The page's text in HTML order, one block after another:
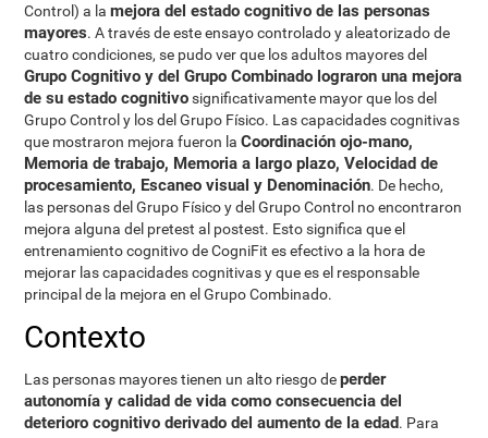
Control) a lamejora del estado cognitivo de las personas
mayores. A través de este ensayo controlado y aleatorizado de
cuatro condiciones, se pudo ver que los adultos mayores del
Grupo Cognitivo y del Grupo Combinado lograron una mejora
de su estado cognitivosignificativamente mayor que los del
Grupo Control y los del Grupo Físico. Las capacidades cognitivas
que mostraron mejora fueron laCoordinación ojo-mano,
Memoria de trabajo, Memoria a largo plazo, Velocidad de
procesamiento, Escaneo visual y Denominación. De hecho,
las personas del Grupo Físico y del Grupo Control no encontraron
mejora alguna del pretest al postest. Esto significa que el
entrenamiento cognitivo de CogniFit es efectivo a la hora de
mejorar las capacidades cognitivas y que es el responsable
principal de la mejora en el Grupo Combinado.
Contexto
Las personas mayores tienen un alto riesgo deperder
autonomía y calidad de vida como consecuencia del
deterioro cognitivo derivado del aumento de la edad. Para